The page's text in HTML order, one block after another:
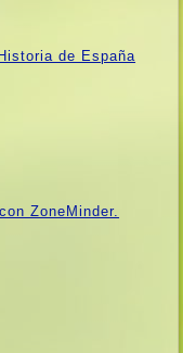
de España
ZoneMinder.